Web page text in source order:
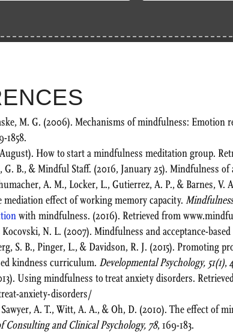
M. G. (2006). Mechanisms of mindfulness:
1858.
How to start a mindfulness meditation group.
G. B., & Mindful Staff. (2016, January 25). Mindfulness
A. M., Locker, L., Gutierrez, A. P., & Barnes,
mediation effect of working memory capacity.
with mindfulness. (2016). Retrieved from
N. L. (2007). Mindfulness and acceptance-
S. B., Pinger, L., & Davidson, R. J. (2015).
kindness curriculum. Developmental Psychology, 51(1),
Using mindfulness to treat anxiety disorders.
anxiety-disorders/
A. T., Witt, A. A., & Oh, D. (2010). The effect of
Consulting and Clinical Psychology, 78, 169-183.